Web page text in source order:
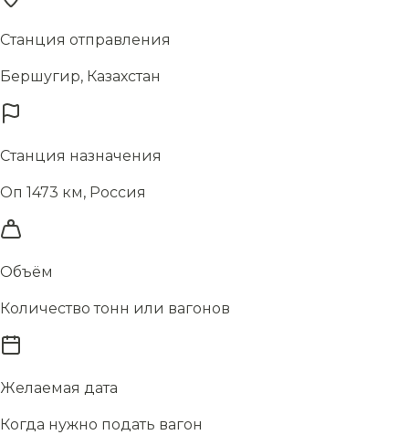
Станция отправления
Бершугир, Казахстан
Станция назначения
Оп 1473 км, Россия
Объём
Количество тонн или вагонов
Желаемая дата
Когда нужно подать вагон